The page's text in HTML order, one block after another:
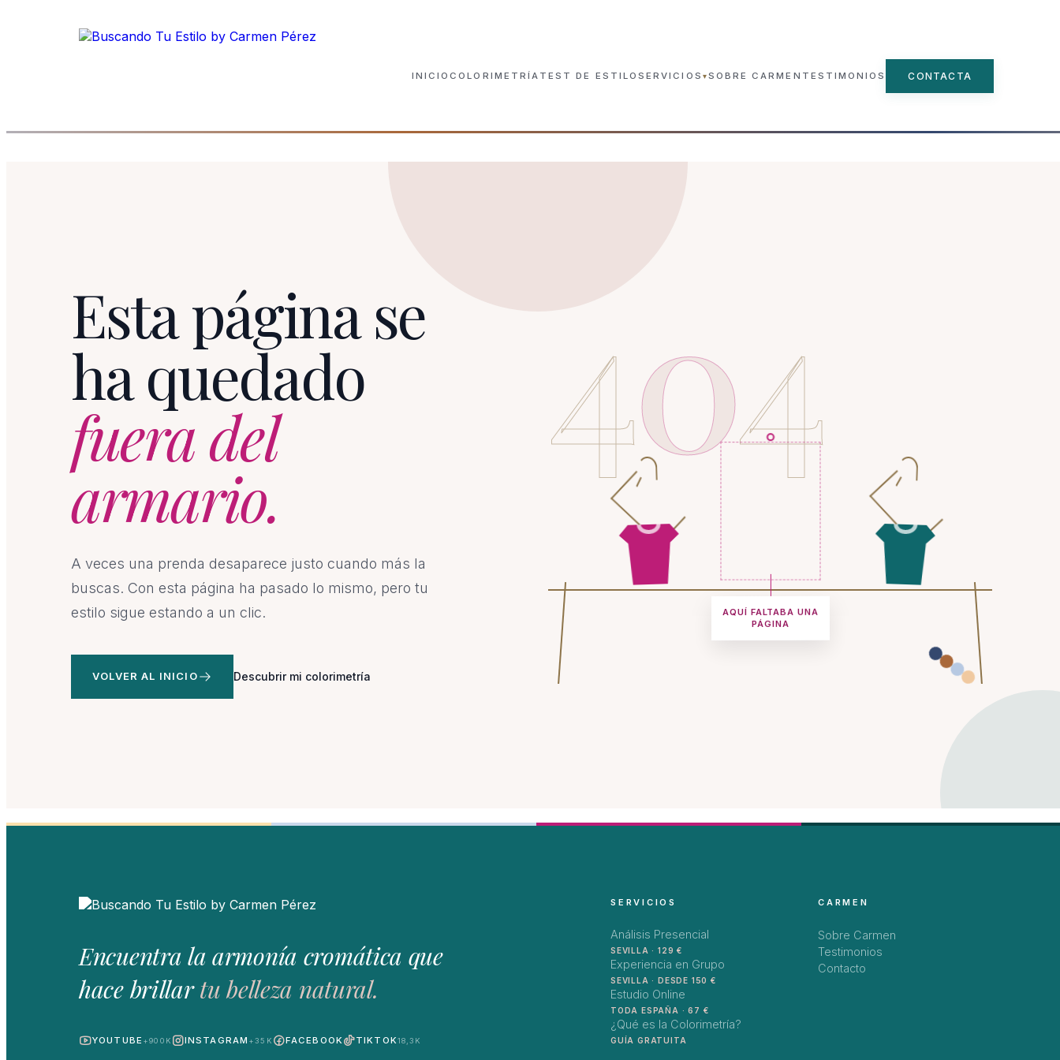
INICIOCOLORIMETRÍA TEST DE ESTILOSERVICIOS ▾
Estudio de Color Online
SOBRE CARMEN TESTIMONIOS CONTACTA
Esta página se
ha quedado
fuera del
armario.
A veces una prenda desaparece justo cuando más la
buscas. Con esta página ha pasado lo mismo, pero tu
estilo sigue estando a un clic.
VOLVER AL INICIO Descubrir mi colorimetría
404
AQUÍ FALTABA UNA
PÁGINA
Encuentra la armonía cromática que
hace brillartu belleza natural.
YOUTUBE +900K INSTAGRAM +35K FACEBOOK TIKTOK18,3K
SERVICIOS
Análisis Presencial
SEVILLA · 129 €
Experiencia en Grupo
SEVILLA · DESDE 150 €
Estudio Online
TODA ESPAÑA · 67 €
¿Qué es la Colorimetría?
GUÍA GRATUITA
CARMEN
Sobre Carmen
Testimonios
Contacto